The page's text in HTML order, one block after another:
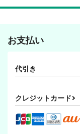
お支払い
代引き
クレジットカード